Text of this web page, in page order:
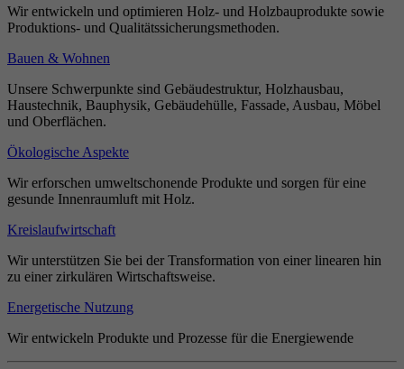
Wir entwickeln und optimieren Holz- und Holzbauprodukte sowie
Produktions- und Qualitätssicherungsmethoden.
Bauen & Wohnen
Unsere Schwerpunkte sind Gebäudestruktur, Holzhausbau,
Haustechnik, Bauphysik, Gebäudehülle, Fassade, Ausbau, Möbel
und Oberflächen.
Ökologische Aspekte
Wir erforschen umweltschonende Produkte und sorgen für eine
gesunde Innenraumluft mit Holz.
Kreislaufwirtschaft
Wir unterstützen Sie bei der Transformation von einer linearen hin
zu einer zirkulären Wirtschaftsweise.
Energetische Nutzung
Wir entwickeln Produkte und Prozesse für die Energiewende